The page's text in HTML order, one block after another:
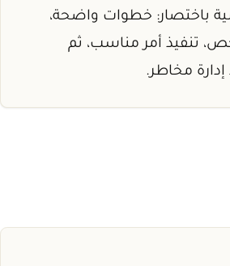
باختصار: خطوات واضحة،
تنفيذ أمر مناسب، ثم
مخاطر.